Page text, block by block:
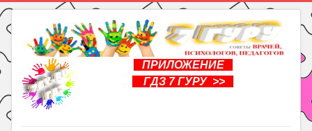
ПРИЛОЖЕНИЕ
ГДЗ 7 ГУРУ >>